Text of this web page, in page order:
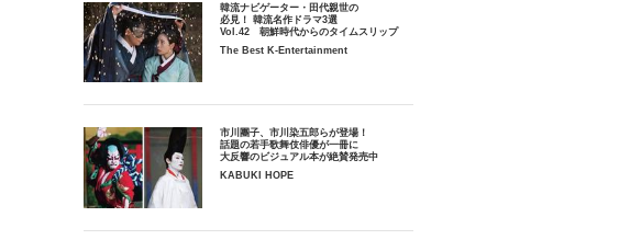
韓流ナビゲーター・田代親世の
必見！ 韓流名作ドラマ3選
Vol.42 朝鮮時代からのタイムスリップ
The Best K-Entertainment
市川團子、市川染五郎らが登場！
話題の若手歌舞伎俳優が一冊に
大反響のビジュアル本が絶賛発売中
KABUKI HOPE